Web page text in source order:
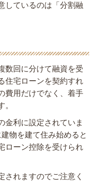
しているのは「分割融
数回に分けて融資を受
住宅ローンを契約すれ
費用だけでなく、着手
。
金利に設定されていま
物を建て住み始めると
ローン控除を受けられ
されますのでご注意く